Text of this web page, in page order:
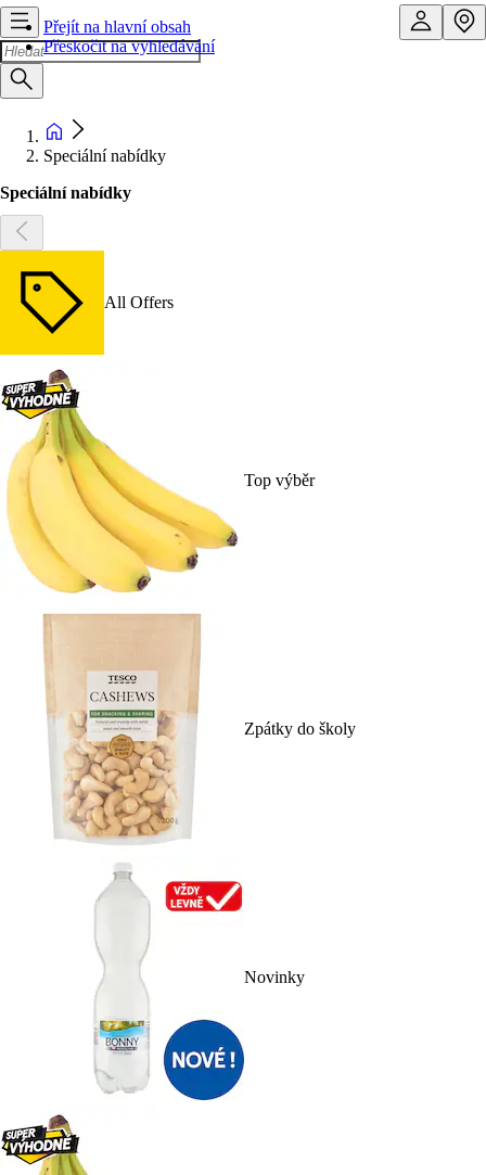
Přejít na hlavní obsah
Přeskočit na vyhledávání
Speciální nabídky
Speciální nabídky
All Offers
Top výběr
Zpátky do školy
Novinky